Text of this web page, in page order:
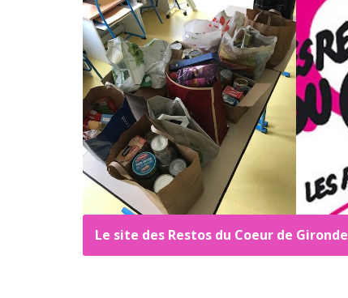
Le site des Restos du Coeur de Gironde